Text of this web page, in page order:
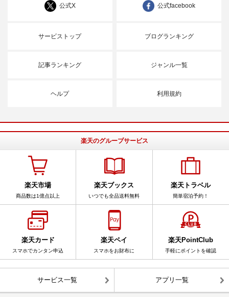
公式X 公式facebook
サービストップ ブログランキング
記事ランキング ジャンル一覧
ヘルプ 利用規約
楽天のグループサービス
楽天市場
商品数は1億点以上
楽天ブックス
いつでも全品送料無料
楽天トラベル
簡単宿泊予約！
楽天カード
スマホでカンタン申込
楽天ペイ
スマホをお財布に
楽天PointClub
手軽にポイントを確認
サービス一覧 アプリ一覧